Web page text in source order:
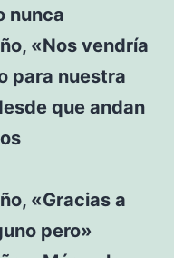
nunca
«Nos vendría
para nuestra
que andan
«Gracias a
pero»